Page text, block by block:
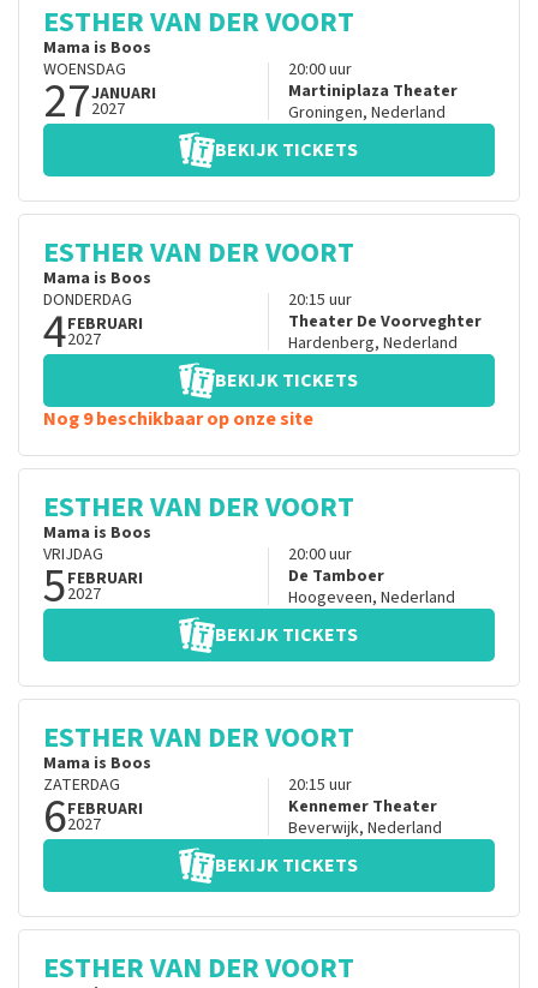
ESTHER VAN DER VOORT
Mama is Boos
WOENSDAG
27JANUARI
2027
20:00uur
Martiniplaza Theater
Groningen, Nederland
BEKIJK TICKETS
ESTHER VAN DER VOORT
Mama is Boos
DONDERDAG
4FEBRUARI
2027
20:15 uur
Theater De Voorveghter
Hardenberg, Nederland
BEKIJK TICKETS
Nog 9 beschikbaar op onze site
ESTHER VAN DER VOORT
Mama is Boos
VRIJDAG
5FEBRUARI
2027
20:00uur
De Tamboer
Hoogeveen, Nederland
BEKIJK TICKETS
ESTHER VAN DER VOORT
Mama is Boos
ZATERDAG
6FEBRUARI
2027
20:15 uur
Kennemer Theater
Beverwijk, Nederland
BEKIJK TICKETS
ESTHER VAN DER VOORT